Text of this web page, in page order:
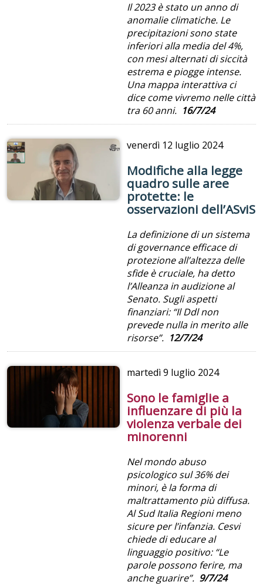
Il 2023 è stato un anno di
anomalie climatiche. Le
precipitazioni sono state
inferiori alla media del 4%,
con mesi alternati di siccità
estrema e piogge intense.
Una mappa interattiva ci
dice come vivremo nelle città
tra 60 anni. 16/7/24
venerdì 12 luglio 2024
Modifiche alla legge
quadro sulle aree
protette: le
osservazioni dell’ASviS
La definizione di un sistema
di governance efficace di
protezione all’altezza delle
sfide è cruciale, ha detto
l’Alleanza in audizione al
Senato. Sugli aspetti
finanziari: “Il Ddl non
prevede nulla in merito alle
risorse”. 12/7/24
martedì9 luglio 2024
Sono le famiglie a
influenzare di più la
violenza verbale dei
minorenni
Nel mondo abuso
psicologico sul 36% dei
minori, è la forma di
maltrattamento più diffusa.
Al Sud Italia Regioni meno
sicure per l’infanzia. Cesvi
chiede di educare al
linguaggio positivo: “Le
parole possono ferire, ma
anche guarire”. 9/7/24